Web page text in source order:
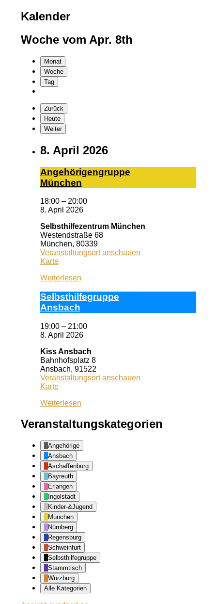
Kalender
Woche vom Apr. 8th
Monat
Woche
Tag
Zurück
Heute
Weiter
8. April 2026
An­ge­hö­ri­gen­grup­pe
Mün­chen
18:00 – 20:00
8. April 2026
Selbsthilfezentrum München
Westendstraße 68
München, 80339
Veranstaltungsort anschauen
KarteSelbsthilfezentrum
Weiterlesen
Selbst­hil­fe­grup­pe
Ans­bach
19:00 – 21:00
8. April 2026
Kiss Ansbach
Bahnhofsplatz 8
Ansbach, 91522
Veranstaltungsort anschauen
KarteKiss
Weiterlesen
Veranstaltungskategorien
Angehörige
Ansbach
Aschaffenburg
Bayreuth
Erlangen
Ingolstadt
Kinder-&Jugend
München
Nürnberg
Regensburg
Schweinfurt
Selbsthilfegruppe
Stammtisch
Würzburg
Alle Kategorien